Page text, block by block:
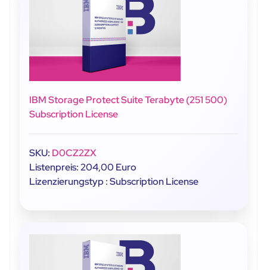
IBM Storage Protect Suite Terabyte (251 500)
Subscription License
SKU: D0CZ2ZX
Listenpreis: 204,00 Euro
Lizenzierungstyp : Subscription License